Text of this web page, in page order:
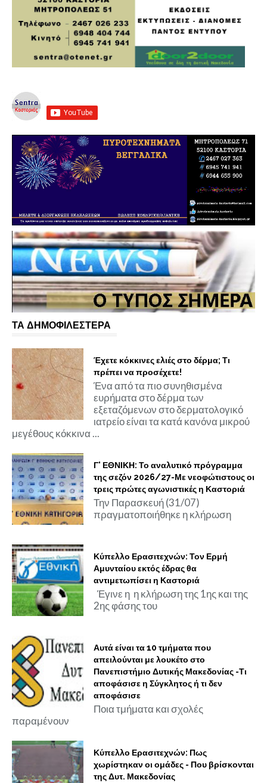
ΤΑ ΔΗΜΟΦΙΛΕΣΤΕΡΑ
Έχετε κόκκινες ελιές στο δέρμα; Τι
πρέπει να προσέχετε!
Ένα από τα πιο συνηθισμένα
ευρήματα στο δέρμα των
εξεταζόμενων στο δερματολογικό
ιατρείο είναι τα κατά κανόνα μικρού
μεγέθους κόκκινα ...
Γ' ΕΘΝΙΚΗ: Το αναλυτικό πρόγραμμα
της σεζόν 2026/27-Με νεοφώτιστους οι
τρεις πρώτες αγωνιστικές η Καστοριά
Την Παρασκευή (31/07)
πραγματοποιήθηκε η κλήρωση
Κύπελλο Ερασιτεχνών: Τον Ερμή
Αμυνταίου εκτός έδρας θα
αντιμετωπίσει η Καστοριά
Έγινε η η κλήρωση της 1ης και της
2ης φάσης του
Αυτά είναι τα 10 τμήματα που
απειλούνται με λουκέτο στο
Πανεπιστήμιο Δυτικής Μακεδονίας -Τι
αποφάσισε η Σύγκλητος ή τι δεν
αποφάσισε
Ποια τμήματα και σχολές
παραμένουν
Κύπελλο Ερασιτεχνών: Πως
χωρίστηκαν οι ομάδες - Που βρίσκονται
της Δυτ. Μακεδονίας